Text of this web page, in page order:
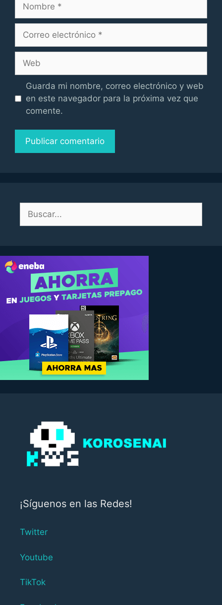
electrónico
Guarda mi nombre, correo electrónico y web
en este navegador para la próxima vez que
comente.
Buscar:
¡Síguenos en las Redes!
Twitter
Youtube
TikTok